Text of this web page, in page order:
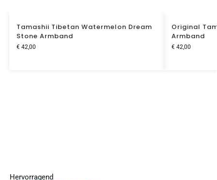
Tamashii Tibetan Watermelon Dream
Stone Armband
€42,00
Original
Armband
€42,00
Hervorragend